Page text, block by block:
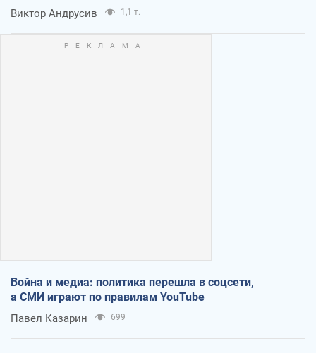
Виктор Андрусив 1,1 т.
Война и медиа: политика перешла в соцсети,
а СМИ играют по правилам YouTube
Павел Казарин 699